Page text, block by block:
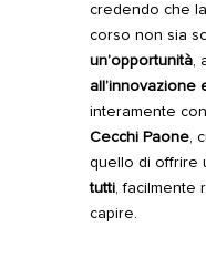
credendo che la
corso non sia
un’opportunità,
all’innovazione
interamente
Cecchi Paone,
quello di offrire
tutti, facilmente
capire.